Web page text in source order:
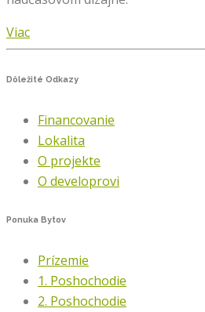
Viac
Dôležité Odkazy
Financovanie
Lokalita
O projekte
O developrovi
Ponuka Bytov
Prízemie
1. Poshochodie
2. Poshochodie